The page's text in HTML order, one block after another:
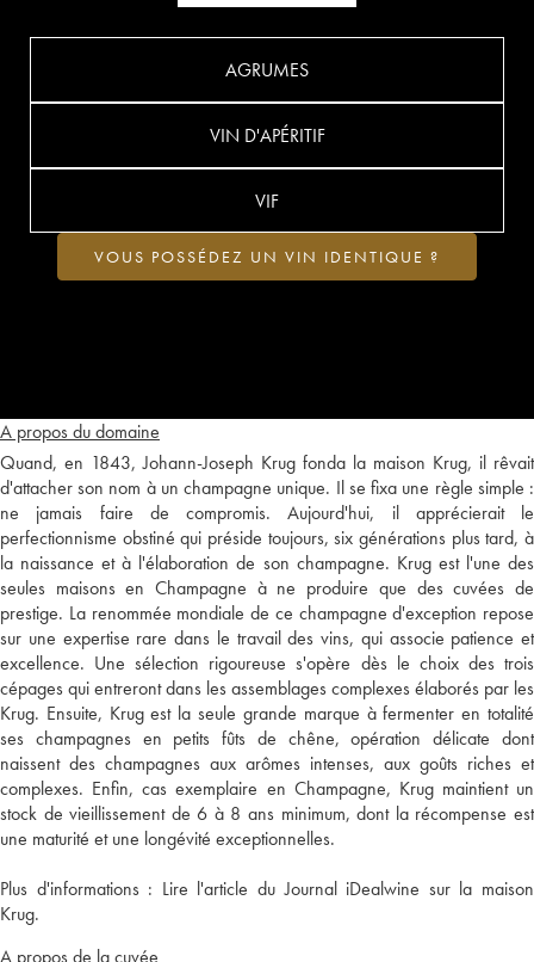
A propos du domaine
Quand, en 1843, Johann-Joseph Krug fonda la maison Krug, il rêvait
d'attacher son nom à un champagne unique. Il se fixa une règle simple :
ne jamais faire de compromis. Aujourd'hui, il apprécierait le
perfectionnisme obstiné qui préside toujours, six générations plus tard, à
la naissance et à l'élaboration de son champagne. Krug est l'une des
seules maisons en Champagne à ne produire que des cuvées de
prestige. La renommée mondiale de ce champagne d'exception repose
sur une expertise rare dans le travail des vins, qui associe patience et
excellence. Une sélection rigoureuse s'opère dès le choix des trois
cépages qui entreront dans les assemblages complexes élaborés par les
Krug. Ensuite, Krug est la seule grande marque à fermenter en totalité
ses champagnes en petits fûts de chêne, opération délicate dont
naissent des champagnes aux arômes intenses, aux goûts riches et
complexes. Enfin, cas exemplaire en Champagne, Krug maintient un
stock de vieillissement de 6 à 8 ans minimum, dont la récompense est
une maturité et une longévité exceptionnelles.
Plus d'informations : Lire l'article du Journal iDealwine sur la maison
Krug.
A propos de la cuvée
AGRUMES
VIN D'APÉRITIF
VIF
VOUS POSSÉDEZ UN VIN IDENTIQUE ?